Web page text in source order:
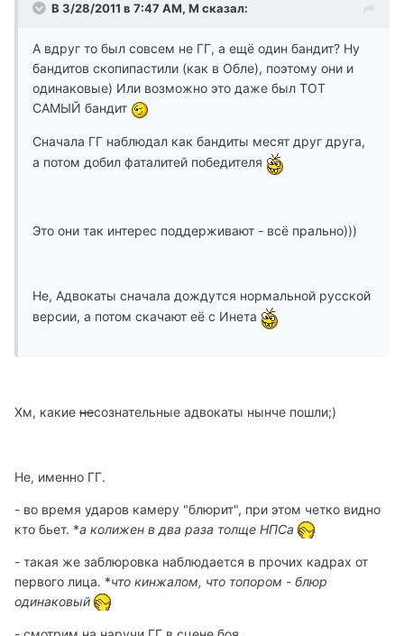
В 3/28/2011 в 7:47 AM, М сказал:
А вдруг то был совсем не ГГ, а ещё один бандит? Ну
бандитов скопипастили (как в Обле), поэтому они и
одинаковые) Или возможно это даже был ТОТ
САМЫЙ бандит
Сначала ГГ наблюдал как бандиты месят друг друга,
а потом добил фаталитей победителя
Это они так интерес поддерживают - всё прально)))
Не, Адвокаты сначала дождутся нормальной русской
версии, а потом скачают её с Инета
Хм, какие несознательные адвокаты нынче пошли;)
Не, именно ГГ.
- во время ударов камеру "блюрит", при этом четко видно
кто бьет. *а колижен в два раза толще НПСа
- такая же заблюровка наблюдается в прочих кадрах от
первого лица. *что кинжалом, что топором - блюр
одинаковый